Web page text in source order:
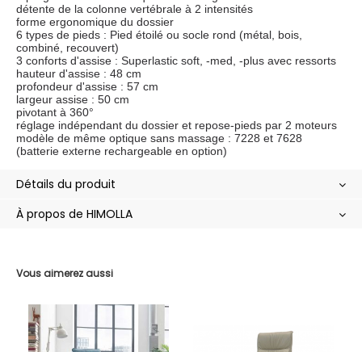
Vous aimerez aussi
détente de la colonne vertébrale à 2 intensités
forme ergonomique du dossier
6 types de pieds : Pied étoilé ou socle rond (métal, bois,
combiné, recouvert)
3 conforts d'assise : Superlastic soft, -med, -plus avec ressorts
hauteur d'assise : 48 cm
profondeur d'assise : 57 cm
largeur assise : 50 cm
pivotant à 360°
réglage indépendant du dossier et repose-pieds par 2 moteurs
modèle de même optique sans massage : 7228 et 7628
(batterie externe rechargeable en option)
Détails du produit
À propos de HIMOLLA